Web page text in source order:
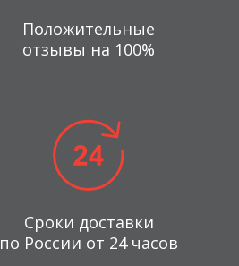
Положительные
отзывы на 100%
Сроки доставки
по России от 24 часов